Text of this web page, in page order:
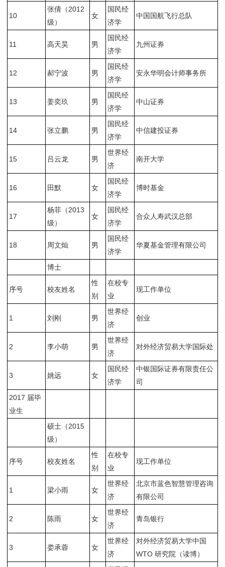
10
张倩（2012
级）
女
国民经
济学
中国国航飞行总队
11 高天昊 男
国民经
济学
九州证券
12 郝宁波 男
国民经
济学
安永华明会计师事务所
13 姜奕玖 男
国民经
济学
中山证券
14 张立鹏 男
国民经
济学
中信建投证券
15 吕云龙 男
世界经
济
南开大学
16 田默 女
国民经
济学
博时基金
17
杨菲（2013
级）
女
国民经
济学
合众人寿武汉总部
18 周文灿 男
国民经
济学
华夏基金管理有限公司
博士
序号 校友姓名
性
别
在校专
业
现工作单位
1 刘刚 男
世界经
济
创业
2 李小萌 男
世界经
济
对外经济贸易大学国际处
3 姚远 女
国民经
济学
中银国际证券有限责任公
司
2017 届毕
业生
硕士（2015
级）
序号 校友姓名
性
别
在校专
业
现工作单位
1 梁小雨 女
世界经
济
北京市蓝色智慧管理咨询
有限公司
2 陈雨 女
世界经
济
青岛银行
3 娄承蓉 女
世界经
济
对外经济贸易大学中国
WTO 研究院（读博）